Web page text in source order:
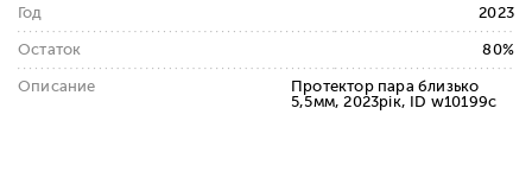
Год 2023
Остаток 80%
Описание
Протектор пара близько
5,5мм, 2023рік, ID w10199c